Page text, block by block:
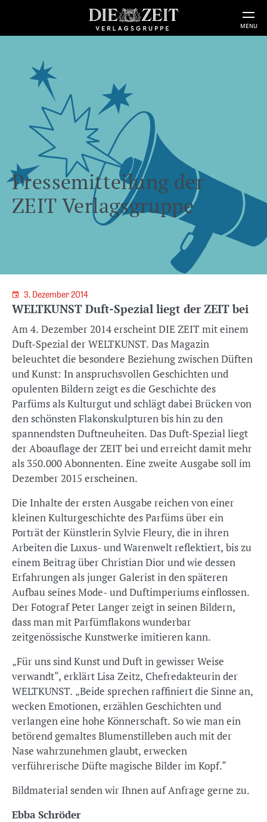
MENU
Pressemitteilung der
ZEIT Verlagsgruppe
3. Dezember 2014
WELTKUNST Duft-Spezial liegt der ZEIT bei
Am 4. Dezember 2014 erscheint DIE ZEIT mit einem
Duft-Spezial der WELTKUNST. Das Magazin
beleuchtet die besondere Beziehung zwischen Düften
und Kunst: In anspruchsvollen Geschichten und
opulenten Bildern zeigt es die Geschichte des
Parfüms als Kulturgut und schlägt dabei Brücken von
den schönsten Flakonskulpturen bis hin zu den
spannendsten Duftneuheiten. Das Duft-Spezial liegt
der Aboauflage der ZEIT bei und erreicht damit mehr
als 350.000 Abonnenten. Eine zweite Ausgabe soll im
Dezember 2015 erscheinen.
Die Inhalte der ersten Ausgabe reichen von einer
kleinen Kulturgeschichte des Parfüms über ein
Porträt der Künstlerin Sylvie Fleury, die in ihren
Arbeiten die Luxus- und Warenwelt reflektiert, bis zu
einem Beitrag über Christian Dior und wie dessen
Erfahrungen als junger Galerist in den späteren
Aufbau seines Mode- und Duftimperiums einflossen.
Der Fotograf Peter Langer zeigt in seinen Bildern,
dass man mit Parfümflakons wunderbar
zeitgenössische Kunstwerke imitieren kann.
„Für uns sind Kunst und Duft in gewisser Weise
verwandt“, erklärt Lisa Zeitz, Chefredakteurin der
WELTKUNST. „Beide sprechen raffiniert die Sinne an,
wecken Emotionen, erzählen Geschichten und
verlangen eine hohe Könnerschaft. So wie man ein
betörend gemaltes Blumenstilleben auch mit der
Nase wahrzunehmen glaubt, erwecken
verführerische Düfte magische Bilder im Kopf.“
Bildmaterial senden wir Ihnen auf Anfrage gerne zu.
Ebba Schröder